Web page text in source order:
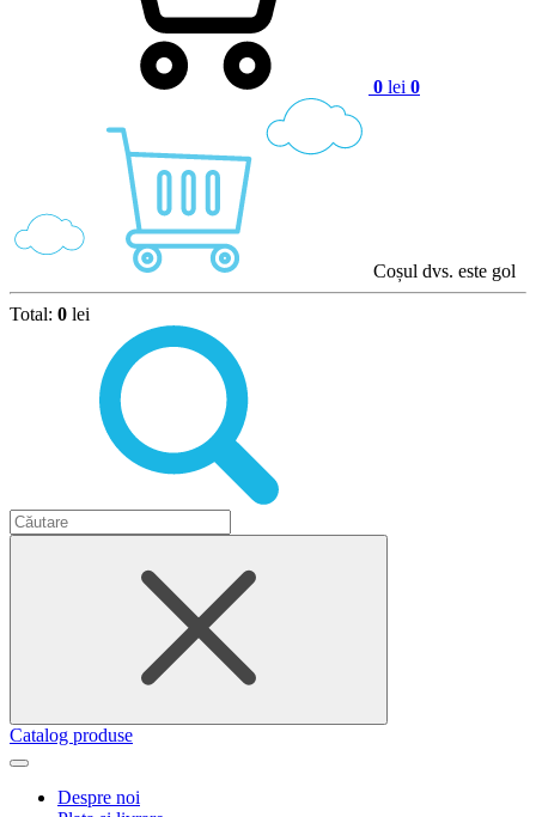
0 lei 0
Coșul dvs. este gol
Total: 0 lei
Catalog produse
Despre noi